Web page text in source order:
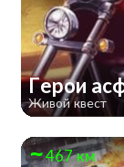
Герои
Живой квест
467 км